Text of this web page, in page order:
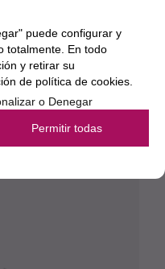
puede configurar y
totalmente. En todo
y retirar su
de política de cookies.
o Denegar
Permitir todas